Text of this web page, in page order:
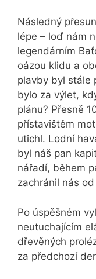
Následný
lépe – loď nám
legendárním
oázou klidu a
plavby byl stále
bylo za výlet,
plánu? Přesně
přístavištěm
utichl. Lodní
byl náš pan
nářadí, během
zachránil nás
Po úspěšném
neutuchajícím
dřevěných
za předchozí